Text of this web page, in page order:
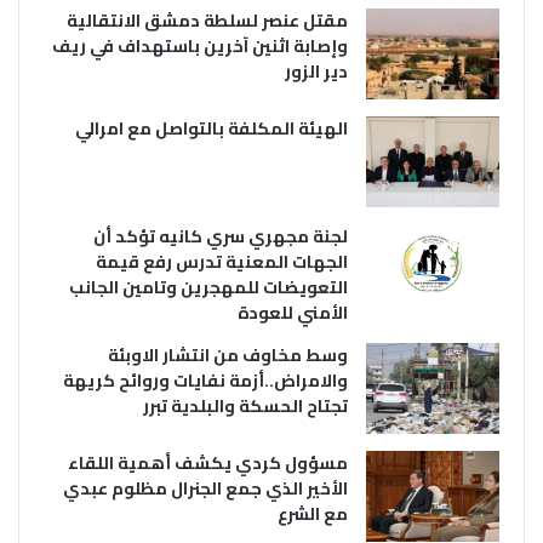
مقتل عنصر لسلطة دمشق الانتقالية
وإصابة اثنين آخرين باستهداف في ريف
دير الزور
الهيئة المكلفة بالتواصل مع امرالي
لجنة مجهري سري كانيه تؤكد أن
الجهات المعنية تدرس رفع قيمة
التعويضات للمهجرين وتامين الجانب
الأمني للعودة
وسط مخاوف من انتشار الاوبئة
والامراض..أزمة نفايات وروائح كريهة
تجتاح الحسكة والبلدية تبرر
مسؤول كردي يكشف أهمية اللقاء
الأخير الذي جمع الجنرال مظلوم عبدي
مع الشرع